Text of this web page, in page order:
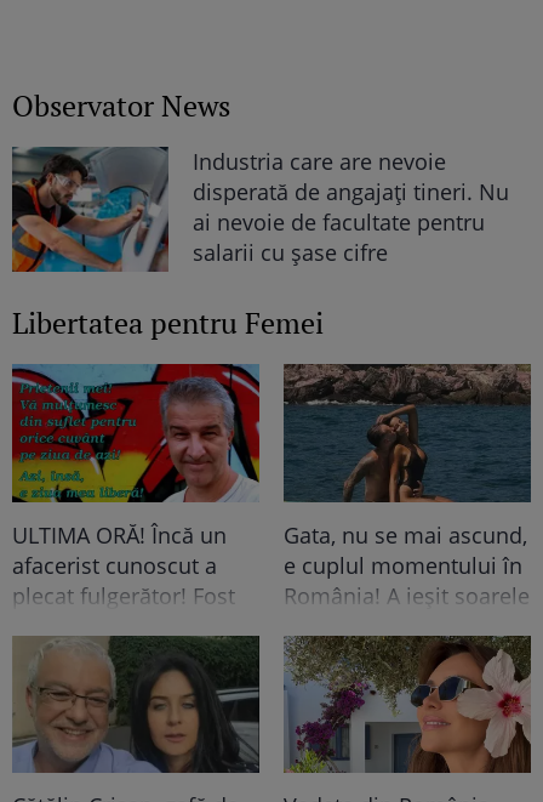
Observator News
Industria care are nevoie
disperată de angajaţi tineri. Nu
ai nevoie de facultate pentru
salarii cu şase cifre
Libertatea pentru Femei
ULTIMA ORĂ! Încă un
afacerist cunoscut a
plecat fulgerător! Fost
dintre cele mai
cunoscute televiziuni
România, mort la doar
60 de ani!
Gata, nu se mai ascund,
e cuplul momentului în
România! A ieșit soarele
pus Dumnezeu mâna în
cap! Felicitări, să fiți
fericiți! Că frumoși
sunteți!